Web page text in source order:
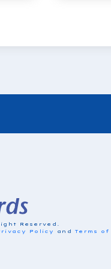
Reserved.
Policy and Terms of